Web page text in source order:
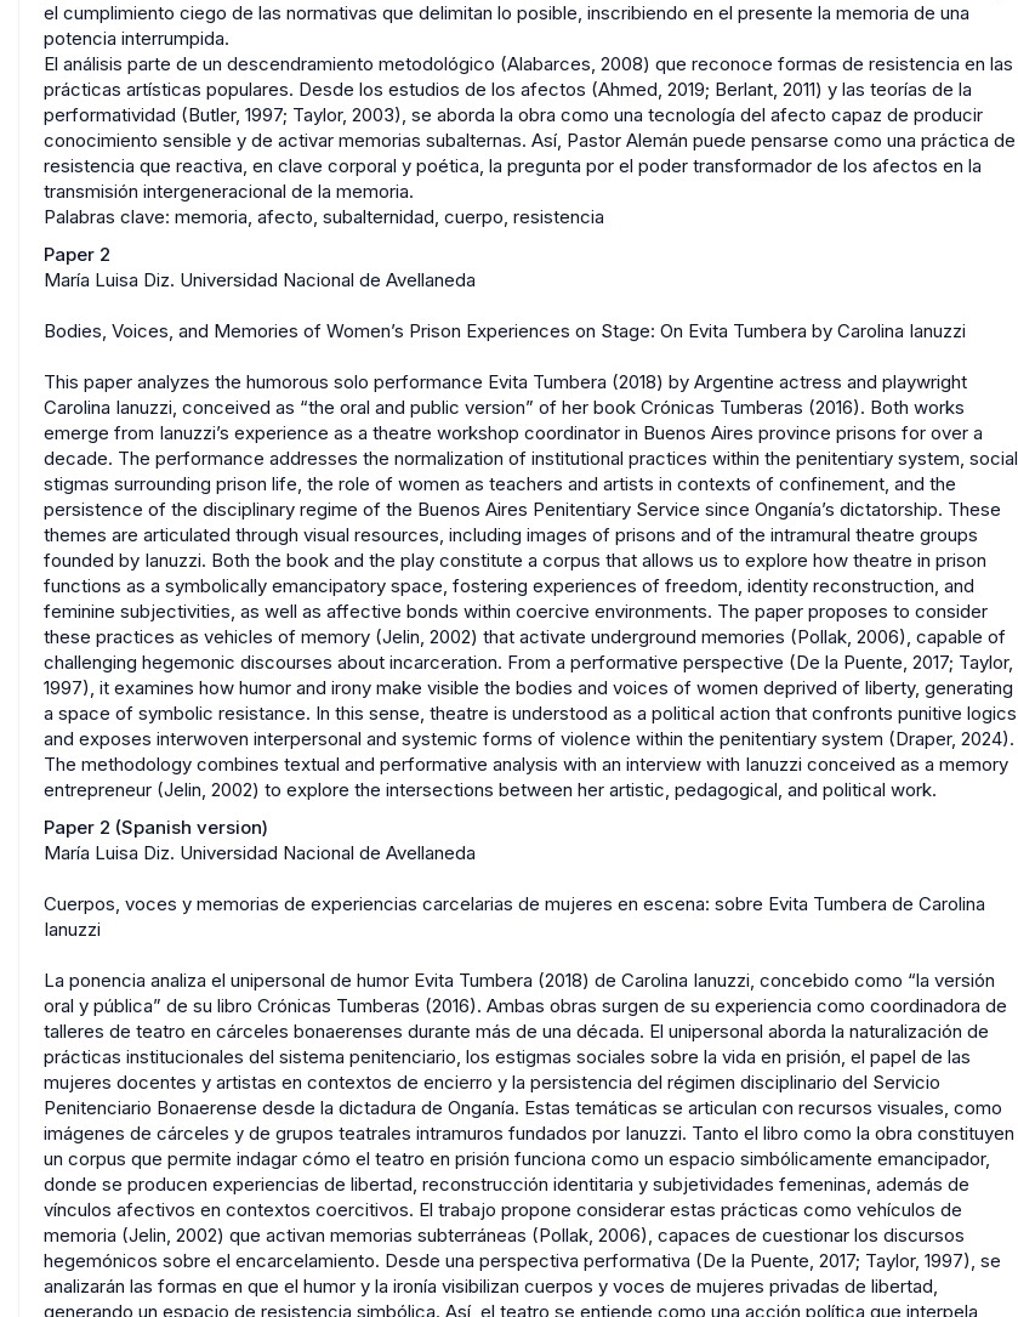
el cumplimiento ciego de las normativas que delimitan lo posible, inscribiendo en el presente la memoria de una
potencia interrumpida.
El análisis parte de un descendramiento metodológico (Alabarces, 2008) que reconoce formas de resistencia en las
prácticas artísticas populares. Desde los estudios de los afectos (Ahmed, 2019; Berlant, 2011) y las teorías de la
performatividad (Butler, 1997; Taylor, 2003), se aborda la obra como una tecnología del afecto capaz de producir
conocimiento sensible y de activar memorias subalternas. Así, Pastor Alemán puede pensarse como una práctica de
resistencia que reactiva, en clave corporal y poética, la pregunta por el poder transformador de los afectos en la
transmisión intergeneracional de la memoria.
Palabras clave: memoria, afecto, subalternidad, cuerpo, resistencia
Paper 2
María Luisa Diz. Universidad Nacional de Avellaneda
Bodies, Voices, and Memories of Women’s Prison Experiences on Stage: On Evita Tumbera by Carolina Ianuzzi
This paper analyzes the humorous solo performance Evita Tumbera (2018) by Argentine actress and playwright
Carolina Ianuzzi, conceived as “the oral and public version” of her book Crónicas Tumberas (2016). Both works
emerge from Ianuzzi’s experience as a theatre workshop coordinator in Buenos Aires province prisons for over a
decade. The performance addresses the normalization of institutional practices within the penitentiary system, social
stigmas surrounding prison life, the role of women as teachers and artists in contexts of confinement, and the
persistence of the disciplinary regime of the Buenos Aires Penitentiary Service since Onganía’s dictatorship. These
themes are articulated through visual resources, including images of prisons and of the intramural theatre groups
founded by Ianuzzi. Both the book and the play constitute a corpus that allows us to explore how theatre in prison
functions as a symbolically emancipatory space, fostering experiences of freedom, identity reconstruction, and
feminine subjectivities, as well as affective bonds within coercive environments. The paper proposes to consider
these practices as vehicles of memory (Jelin, 2002) that activate underground memories (Pollak, 2006), capable of
challenging hegemonic discourses about incarceration. From a performative perspective (De la Puente, 2017; Taylor,
1997), it examines how humor and irony make visible the bodies and voices of women deprived of liberty, generating
a space of symbolic resistance. In this sense, theatre is understood as a political action that confronts punitive logics
and exposes interwoven interpersonal and systemic forms of violence within the penitentiary system (Draper, 2024).
The methodology combines textual and performative analysis with an interview with Ianuzzi conceived as a memory
entrepreneur (Jelin, 2002) to explore the intersections between her artistic, pedagogical, and political work.
Paper 2 (Spanish version)
María Luisa Diz. Universidad Nacional de Avellaneda
Cuerpos, voces y memorias de experiencias carcelarias de mujeres en escena: sobre Evita Tumbera de Carolina
Ianuzzi
La ponencia analiza el unipersonal de humor Evita Tumbera (2018) de Carolina Ianuzzi, concebido como “la versión
oral y pública” de su libro Crónicas Tumberas (2016). Ambas obras surgen de su experiencia como coordinadora de
talleres de teatro en cárceles bonaerenses durante más de una década. El unipersonal aborda la naturalización de
prácticas institucionales del sistema penitenciario, los estigmas sociales sobre la vida en prisión, el papel de las
mujeres docentes y artistas en contextos de encierro y la persistencia del régimen disciplinario del Servicio
Penitenciario Bonaerense desde la dictadura de Onganía. Estas temáticas se articulan con recursos visuales, como
imágenes de cárceles y de grupos teatrales intramuros fundados por Ianuzzi. Tanto el libro como la obra constituyen
un corpus que permite indagar cómo el teatro en prisión funciona como un espacio simbólicamente emancipador,
donde se producen experiencias de libertad, reconstrucción identitaria y subjetividades femeninas, además de
vínculos afectivos en contextos coercitivos. El trabajo propone considerar estas prácticas como vehículos de
memoria (Jelin, 2002) que activan memorias subterráneas (Pollak, 2006), capaces de cuestionar los discursos
hegemónicos sobre el encarcelamiento. Desde una perspectiva performativa (De la Puente, 2017; Taylor, 1997), se
analizarán las formas en que el humor y la ironía visibilizan cuerpos y voces de mujeres privadas de libertad,
generando un espacio de resistencia simbólica. Así, el teatro se entiende como una acción política que interpela